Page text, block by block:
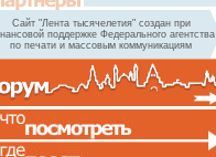
Сайт "Лента тысячелетия" создан при
поддержке Федерального агентства
по печати и массовым коммуникациям